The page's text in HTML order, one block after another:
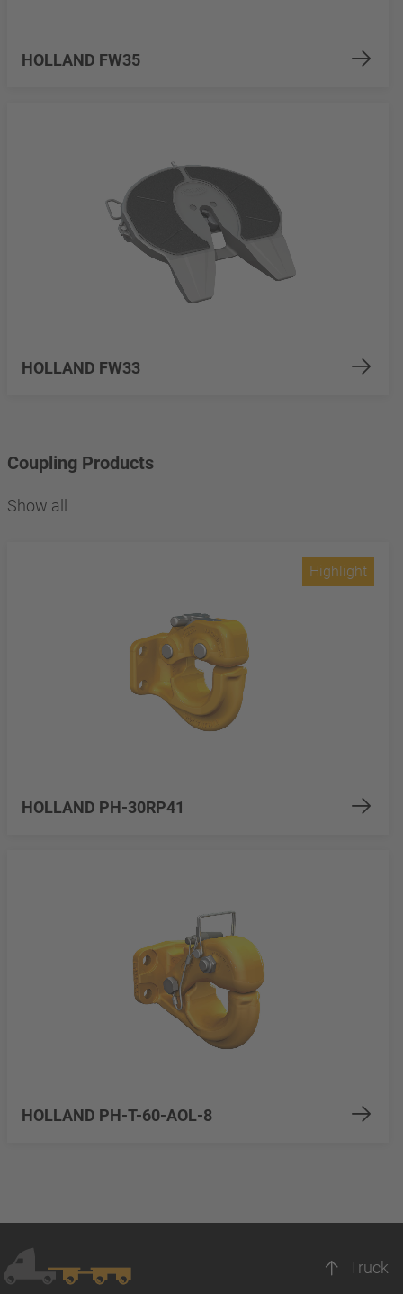
HOLLAND FW35
HOLLAND FW33
Coupling Products
Show all
HOLLAND PH-30RP41
Highlight
HOLLAND PH-T-60-AOL-8
Truck